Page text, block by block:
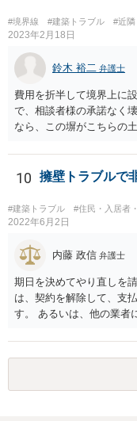
困難とならざるを得ない
け渡しなどの請求もお考
可欠ですから、資料等一
かと思います。
#境界線 #建築トラブル #近隣
2023年2月18日
鈴木 裕二 弁護士
費用を折半して境界上に
で、相談者様の承諾なく
なら、この塀がこちらの
ているわけですから、相
的には難しいように思わ
層建築物の建築確認を得
同意を得るよう行政指導
たのかもしれません。 近
請を行ったことについて
じます。 お話をお聞きす
圧的で、相談者様が恐怖
取った」ということにつ
10 擁壁トラブルで
#建築トラブル #住民・入居者
2022年6月2日
内藤 政信 弁護士
期日を決めてやり直しを
は、契約を解除して、支
す。 あるいは、他の業者